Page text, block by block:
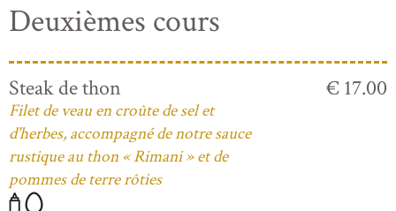
Deuxièmes cours
Steak de thon
Filet de veau en croûte de sel et
d'herbes, accompagné de notre sauce
rustique au thon « Rimani » et de
pommes de terre rôties
€ 17.00